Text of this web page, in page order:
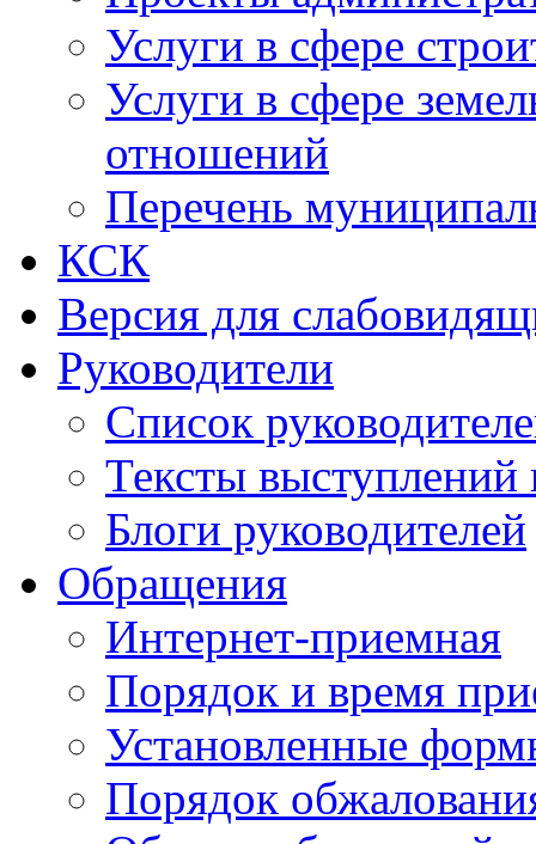
Услуги в сфере
Услуги в сфере
отношений
Перечень
КСК
Версия для
Руководители
Список
Тексты выступлений
Блоги руководителей
Обращения
Интернет-приемная
Порядок и время
Установленные
Порядок